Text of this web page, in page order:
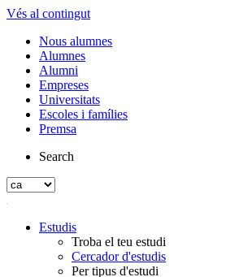
Vés al contingut
Nous alumnes
Alumnes
Alumni
Empreses
Universitats
Escoles i famílies
Premsa
Search
Estudis
Troba el teu estudi
Cercador d'estudis
Per tipus d'estudi